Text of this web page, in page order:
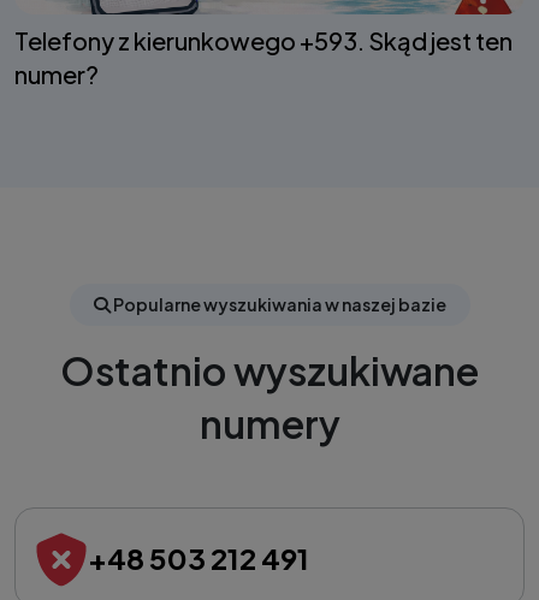
Telefony z kierunkowego +593. Skąd jest ten
numer?
Popularne wyszukiwania w naszej bazie
Ostatnio wyszukiwane
numery
+48 503 212 491